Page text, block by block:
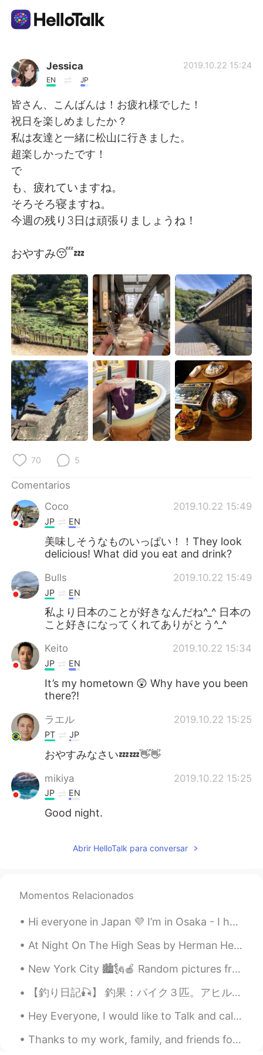
Aplicación de intercambio de idiomas
AI Grammar Checker
Español
繁體中文
Русский ไทย
Indonesia Italiano
Türkçe Tiếng Việt
Português
Jessica
EN JP
2019.10.22 15:24
皆さん、こんばんは！お疲れ様でした！
祝日を楽しめましたか？
私は友達と一緒に松山に行きました。
超楽しかったです！
で
も、疲れていますね。
そろそろ寝ますね。
今週の残り3日は頑張りましょうね！
おやすみ😴💤
70 5
Comentarios
Coco
2019.10.22 15:49
JP EN
美味しそうなものいっぱい！！They look
delicious! What did you eat and drink?
Bulls 2019.10.22 15:49
JP EN
私より日本のことが好きなんだね^_^ 日本の
こと好きになってくれてありがとう^_^
Keito 2019.10.22 15:34
JP EN
It’s my hometown 😲 Why have you been
there?!
ラエル 2019.10.22 15:25
PT JP
おやすみなさい💤💤👋👋
mikiya 2019.10.22 15:25
JP EN
Good night.
Abrir HelloTalk para conversar
Momentos Relacionados
Hi everyone in Japan 💜 I’m in Osaka - I have lived here for 7 months now 🥳 I was wondering, how ...
At Night On The High Seas by Herman Hesse. Translated by James Wright. At night, when the sea ...
New York City 🏙🗽🍎 Random pictures from my phone. Enjoy! 😊 1. Deli (Harlem) 2. "Love" Motel (harle...
【釣り日記🎣】 釣果：パイク３匹。アヒルのヒナも食べる淡水の狼は引きが良く、ファイト中に暴れながらジャンプしたり、バスより大きく成長するので人気なターゲットです。 鋭い歯による糸切れの恐れが...
Hey Everyone, I would like to Talk and call a Japanese person, who wants to practice English and ...
Thanks to my work, family, and friends for making my weekend memorable. I will never drink again!...